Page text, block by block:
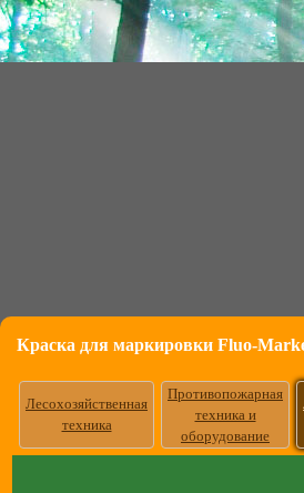
Краска для маркировки Fluo-
Лесохозяйственная
техника
Противопожарная
техника и
оборудование